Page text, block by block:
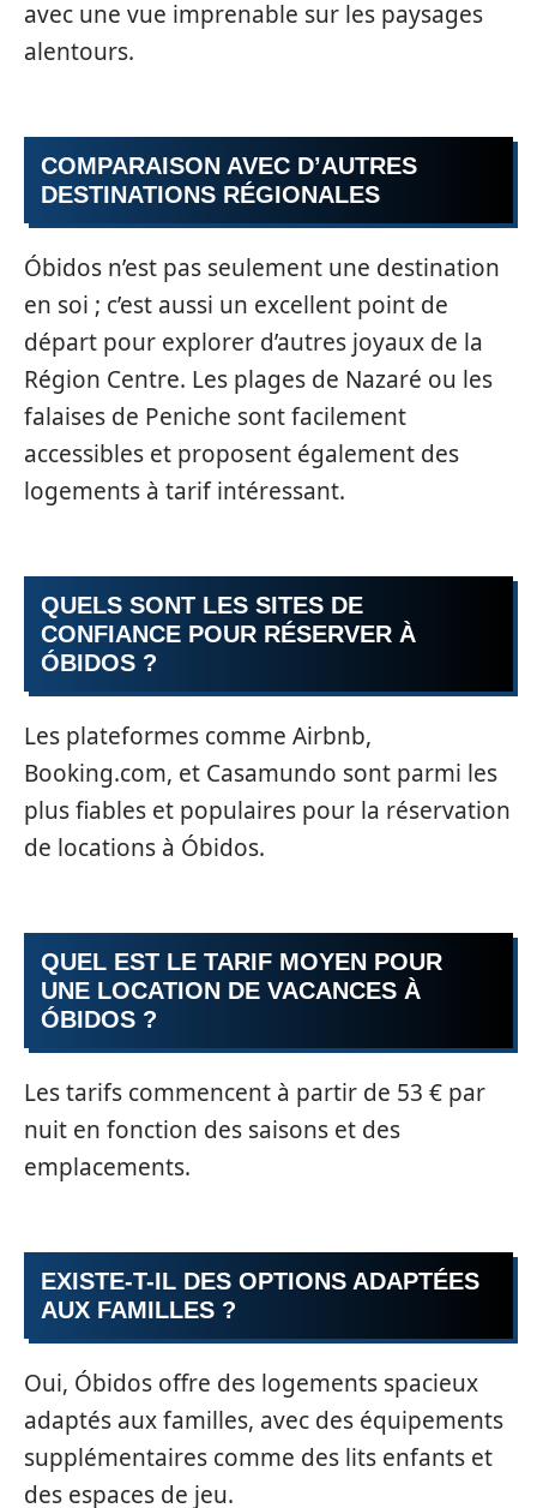
avec une vue imprenable sur les paysages
alentours.
COMPARAISON AVEC D’AUTRES
DESTINATIONS RÉGIONALES
Óbidos n’est pas seulement une destination
en soi ; c’est aussi un excellent point de
départ pour explorer d’autres joyaux de la
Région Centre. Les plages de Nazaré ou les
falaises de Peniche sont facilement
accessibles et proposent également des
logements à tarif intéressant.
QUELS SONT LES SITES DE
CONFIANCE POUR RÉSERVER À
ÓBIDOS ?
Les plateformes comme Airbnb,
Booking.com, et Casamundo sont parmi les
plus fiables et populaires pour la réservation
de locations à Óbidos.
QUEL EST LE TARIF MOYEN POUR
UNE LOCATION DE VACANCES À
ÓBIDOS ?
Les tarifs commencent à partir de 53 € par
nuit en fonction des saisons et des
emplacements.
EXISTE-T-IL DES OPTIONS ADAPTÉES
AUX FAMILLES ?
Oui, Óbidos offre des logements spacieux
adaptés aux familles, avec des équipements
supplémentaires comme des lits enfants et
des espaces de jeu.